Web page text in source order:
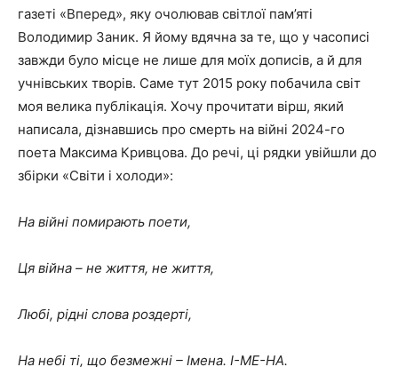
газеті «Вперед», яку очолював світлої пам’яті
Володимир Заник. Я йому вдячна за те, що у часописі
завжди було місце не лише для моїх дописів, а й для
учнівських творів. Саме тут 2015 року побачила світ
моя велика публікація. Хочу прочитати вірш, який
написала, дізнавшись про смерть на війні 2024-го
поета Максима Кривцова. До речі, ці рядки увійшли до
збірки «Світи і холоди»:
На війні помирають поети,
Ця війна – не життя, не життя,
Любі, рідні слова роздерті,
На небі ті, що безмежні – Імена. І-МЕ-НА.